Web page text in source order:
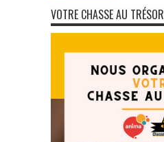
VOTRE CHASSE AU TRÉSOR